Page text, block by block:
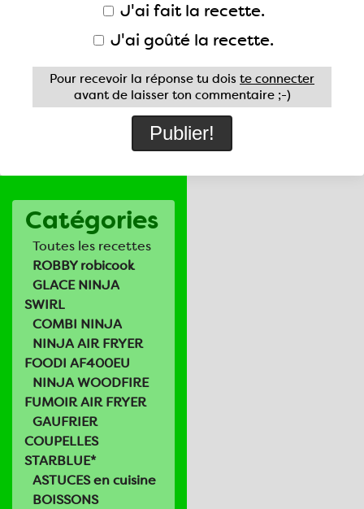
Catégories
Toutes les recettes
ROBBY robicook
GLACE NINJA
SWIRL
COMBI NINJA
NINJA AIR FRYER
FOODI AF400EU
NINJA WOODFIRE
FUMOIR AIR FRYER
GAUFRIER
COUPELLES
STARBLUE*
ASTUCES en cuisine
BOISSONS
J'ai fait la recette.
J'ai goûté la recette.
Pour recevoir la réponse tu dois te connecter
avant de laisser ton commentaire ;-)